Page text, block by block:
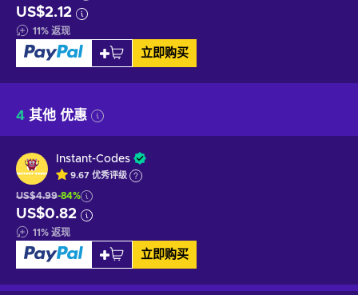
US$2.12
11% 返现
立即购买
4 其他 优惠
Instant-Codes
9.67 优秀评级
US$4.99-84%
US$0.82
11% 返现
立即购买